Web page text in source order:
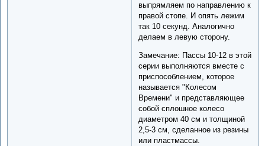
выпрямляем по направлению к
правой стопе. И опять лежим
так 10 секунд. Аналогично
делаем в левую сторону.
Замечание: Пассы 10-12 в этой
серии выполняются вместе с
приспособлением, которое
называется "Колесом
Времени" и представляющее
собой сплошное колесо
диаметром 40 см и толщиной
2,5-3 см, сделанное из резины
или пластмассы.